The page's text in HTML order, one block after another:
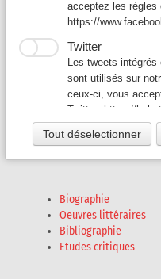
Auteurs D-F▼
Auteurs G-L ▼
Auteurs M-O▼
Auteurs P - S▼
Revues A-K▼
Artur
alias
Biographie
Oeuvres littéraires
Bibliographie
Etudes critiques
acceptez les règles
https://
Twitter
Les tweets
sont utilisés sur
ceux-ci, vous
Twitter:https://
cookies
Tout déselectionner